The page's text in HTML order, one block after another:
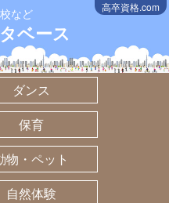
など
ベース
高卒資格.com
ダンス
保育
物・ペット
自然体験